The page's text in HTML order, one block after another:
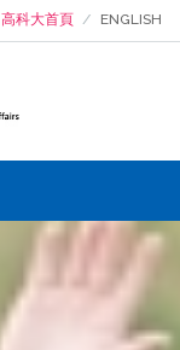
高科大首頁 ENGLISH